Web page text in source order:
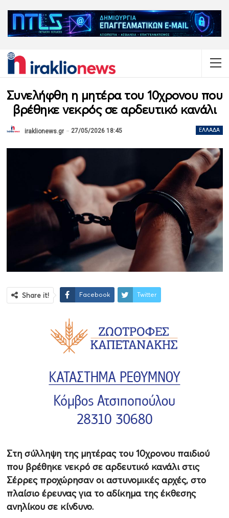
Συνελήφθη η μητέρα του 10χρονου που
βρέθηκε νεκρός σε αρδευτικό κανάλι
ΕΛΛΆΔΑ
iraklionews.gr 27/05/2026 18:45
Share it! Facebook Twitter
Στη σύλληψη της μητέρας του 10χρονου παιδιού
που βρέθηκε νεκρό σε αρδευτικό κανάλι στις
Σέρρες προχώρησαν οι αστυνομικές αρχές, στο
πλαίσιο έρευνας για το αδίκημα της έκθεσης
ανηλίκου σε κίνδυνο.